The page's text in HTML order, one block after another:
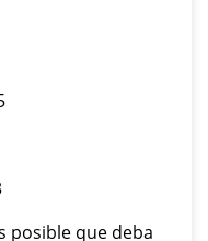
posible que deba